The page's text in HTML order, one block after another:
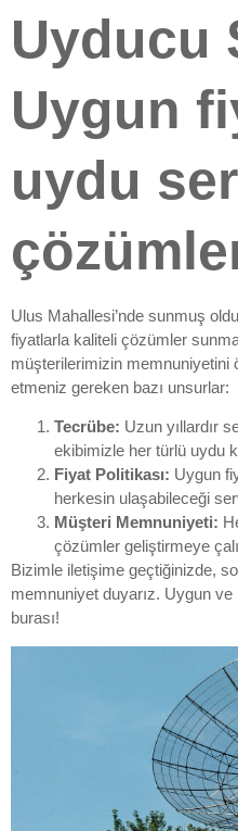
Uyducu
Uygun
uydu
Ulus Mahallesi’nde sunmuş
fiyatlarla kaliteli çözümler
müşterilerimizin memnuniyetini
etmeniz gereken bazı unsurlar:
Tecrübe: Uzun yıllardır
ekibimizle her türlü uydu
Fiyat Politikası: Uygun
herkesin ulaşabileceği
Müşteri Memnuniyeti:
çözümler geliştirmeye
Bizimle iletişime geçtiğinizde,
memnuniyet duyarız. Uygun ve
burası!